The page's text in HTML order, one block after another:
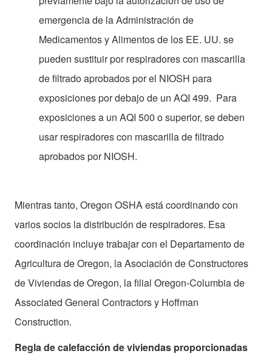
emergencia de la Administración de
Medicamentos y Alimentos de los EE. UU. se
pueden sustituir por respiradores con mascarilla
de filtrado aprobados por el NIOSH para
exposiciones por debajo de un AQI 499. Para
exposiciones a un AQI 500 o superior, se deben
usar respiradores con mascarilla de filtrado
aprobados por NIOSH.
Mientras tanto, Oregon OSHA está coordinando con
varios socios la distribución de respiradores. Esa
coordinación incluye trabajar con el Departamento de
Agricultura de Oregon, la Asociación de Constructores
de Viviendas de Oregon, la filial Oregon-Columbia de
Associated General Contractors y Hoffman
Construction.
Regla de calefacción de viviendas proporcionadas